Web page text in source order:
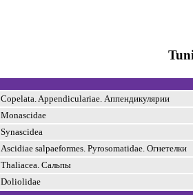
Copelata. Appendiculariae. Аппендикулярии
Monascidae
Synascidea
Ascidiae salpaeformes. Pyrosomatidae. Огнетелки
Thaliacea. Сальпы
Doliolidae